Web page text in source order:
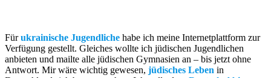
Fürukrainische Jugendliche habe ich meine Internetplattform zur
Verfügung gestellt. Gleiches wollte ich jüdischen Jugendlichen
anbieten und mailte alle jüdischen Gymnasien an – bis jetzt ohne
Antwort. Mir wäre wichtig gewesen, jüdisches Leben in